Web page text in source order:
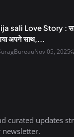
sali Love Story :
अपने साथ,...
Nov 05, 2025
curated updates